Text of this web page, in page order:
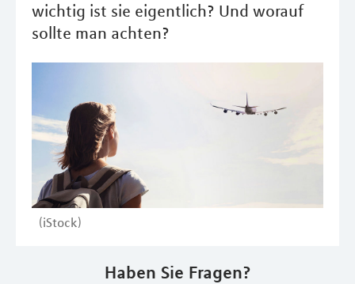
wichtig ist sie eigentlich? Und worauf
sollte man achten?
(iStock)
Haben Sie Fragen?